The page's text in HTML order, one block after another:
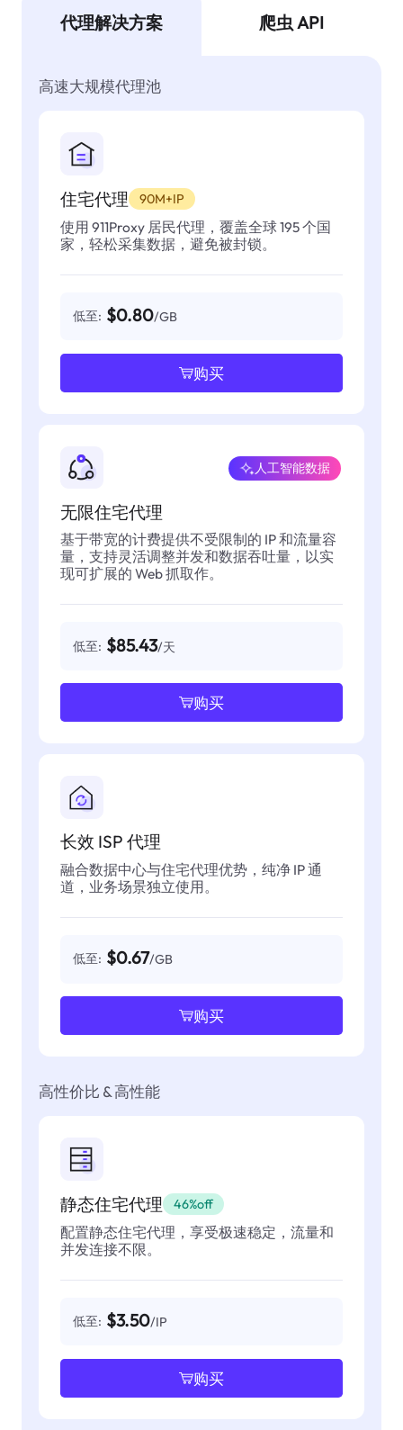
代理解决方案 爬虫 API
高速大规模代理池
住宅代理 90M+IP
使用 911Proxy 居民代理，覆盖全球 195 个国
家，轻松采集数据，避免被封锁。
低至: $0.80/GB
购买
无限住宅代理
人工智能数据
基于带宽的计费提供不受限制的 IP 和流量容
量，支持灵活调整并发和数据吞吐量，以实
现可扩展的 Web 抓取作。
低至: $85.43/天
购买
长效 ISP 代理
融合数据中心与住宅代理优势，纯净 IP 通
道，业务场景独立使用。
低至: $0.67/GB
购买
高性价比 & 高性能
静态住宅代理 46%off
配置静态住宅代理，享受极速稳定，流量和
并发连接不限。
低至: $3.50/IP
购买